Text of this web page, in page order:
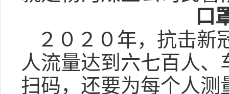
口
２０２０年，抗击新
人流量达到六七百人
扫码，还要为每个人